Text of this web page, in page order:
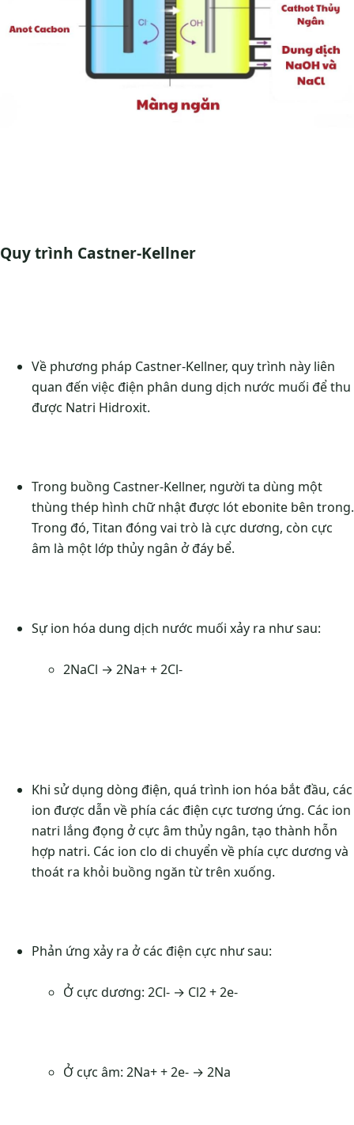
Quy trình Castner-Kellner
Về phương pháp Castner-Kellner, quy trình này liên
quan đến việc điện phân dung dịch nước muối để thu
được Natri Hidroxit.
Trong buồng Castner-Kellner, người ta dùng một
thùng thép hình chữ nhật được lót ebonite bên trong.
Trong đó, Titan đóng vai trò là cực dương, còn cực
âm là một lớp thủy ngân ở đáy bể.
Sự ion hóa dung dịch nước muối xảy ra như sau:
2NaCl → 2Na+ + 2Cl-
Khi sử dụng dòng điện, quá trình ion hóa bắt đầu, các
ion được dẫn về phía các điện cực tương ứng. Các ion
natri lắng đọng ở cực âm thủy ngân, tạo thành hỗn
hợp natri. Các ion clo di chuyển về phía cực dương và
thoát ra khỏi buồng ngăn từ trên xuống.
Phản ứng xảy ra ở các điện cực như sau:
Ở cực dương: 2Cl- → Cl2 + 2e-
Ở cực âm: 2Na+ + 2e- → 2Na